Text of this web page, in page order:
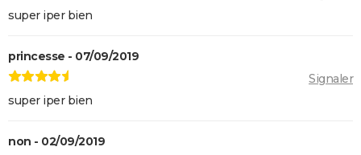
générique ? Explications
annonce, seances, streaming...
Kingsman 3 : date, casting.... Ce que l'on sait sur le
film
Wars
super iper bien
princesse - 07/09/2019
Signaler
super iper bien
non - 02/09/2019